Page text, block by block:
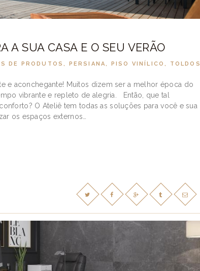
A SUA CASA E O SEU VERÃO
DE PRODUTOS, PERSIANA, PISO VINÍLICO,
TOLDOS
e aconchegante! Muitos dizem ser a melhor época do
vibrante e repleto de alegria. Então, que tal
O Ateliê tem todas as soluções para você e sua
os espaços externos…